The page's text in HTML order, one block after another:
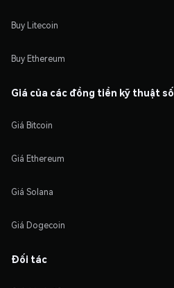
Buy Litecoin
Buy Ethereum
Giá của các đồng tiền kỹ thuật số
Giá Bitcoin
Giá Ethereum
Giá Solana
Giá Dogecoin
Đối tác